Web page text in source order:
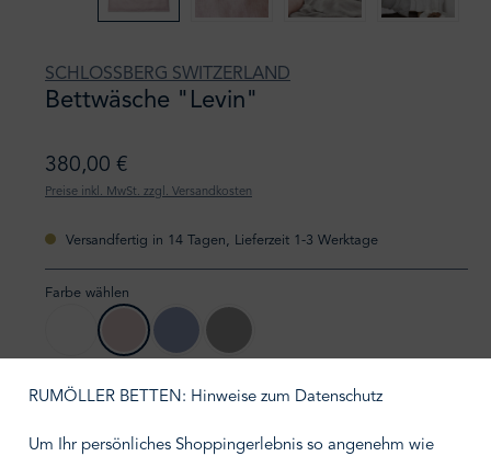
SCHLOSSBERG SWITZERLAND
Bettwäsche "Levin"
380,00 €
Preise inkl. MwSt. zzgl. Versandkosten
Versandfertig in 14 Tagen, Lieferzeit 1-3 Werktage
Farbe wählen
blanc rose bleu gris
Größe wählenauswählen
RUMÖLLER BETTEN: Hinweise zum Datenschutz
Um Ihr persönliches Shoppingerlebnis so angenehm wie